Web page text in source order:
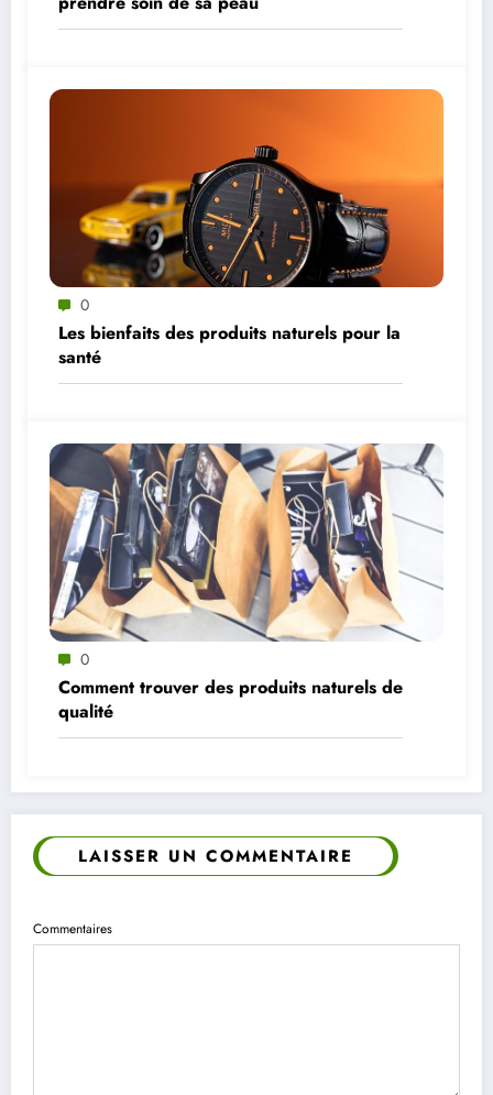
0
Les bienfaits des produits naturels pour la
santé
0
Comment trouver des produits naturels de
qualité
LAISSER UN COMMENTAIRE
Commentaires